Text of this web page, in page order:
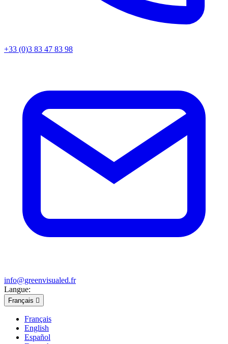
+33 (0)3 83 47 83 98
info@greenvisualed.fr
Langue:
Français 
Français
English
Español